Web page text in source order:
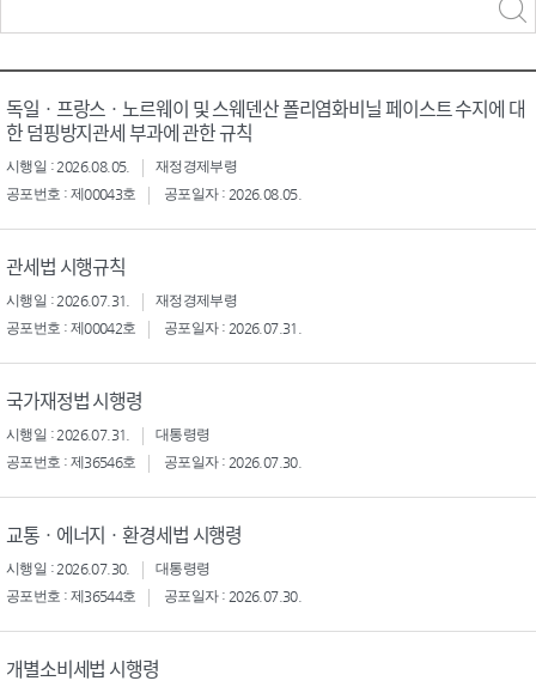
독일ㆍ프랑스ㆍ노르웨이 및 스웨덴산 폴리염화비닐 페이스트 수지에 대
한 덤핑방지관세 부과에 관한 규칙
시행일 : 2026.08.05.
재정경제부령
공포번호 : 제00043호
공포일자 : 2026.08.05.
관세법 시행규칙
시행일 : 2026.07.31.
재정경제부령
공포번호 : 제00042호
공포일자 : 2026.07.31.
국가재정법 시행령
시행일 : 2026.07.31.
대통령령
공포번호 : 제36546호
공포일자 : 2026.07.30.
교통ㆍ에너지ㆍ환경세법 시행령
시행일 : 2026.07.30.
대통령령
공포번호 : 제36544호
공포일자 : 2026.07.30.
개별소비세법 시행령